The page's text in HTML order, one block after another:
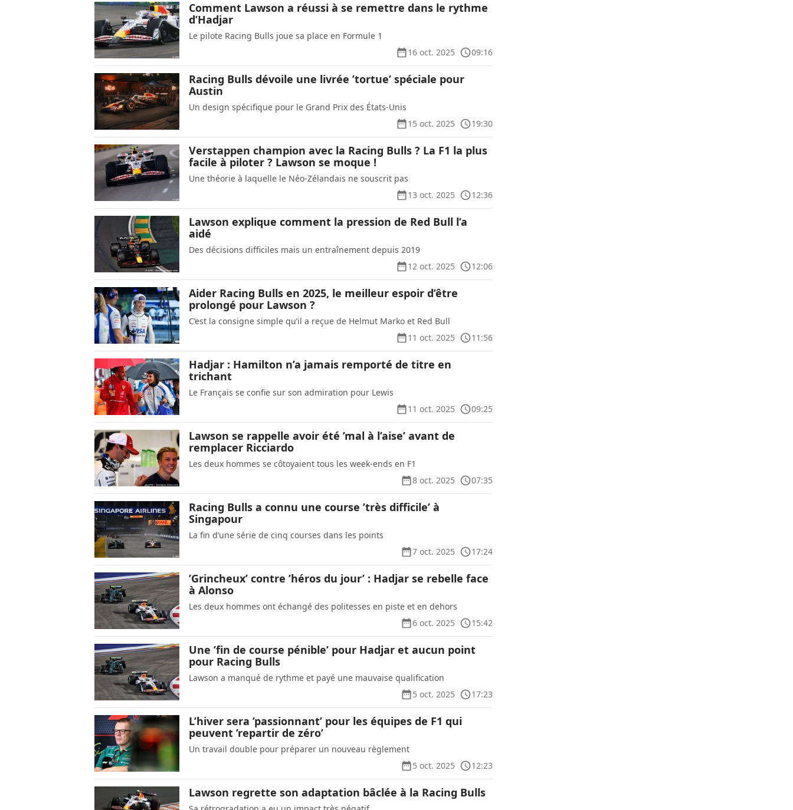
Comment Lawson a réussi à se remettre dans le rythme
d’Hadjar
Le pilote Racing Bulls joue sa place en Formule 1
16 oct. 2025
09:16
Racing Bulls dévoile une livrée ’tortue’ spéciale pour
Austin
Un design spécifique pour le Grand Prix des États-Unis
15 oct. 2025
19:30
Verstappen champion avec la Racing Bulls ? La F1 la plus
facile à piloter ? Lawson se moque !
Une théorie à laquelle le Néo-Zélandais ne souscrit pas
13 oct. 2025
12:36
Lawson explique comment la pression de Red Bull l’a
aidé
Des décisions difficiles mais un entraînement depuis 2019
12 oct. 2025
12:06
Aider Racing Bulls en 2025, le meilleur espoir d’être
prolongé pour Lawson ?
C’est la consigne simple qu’il a reçue de Helmut Marko et Red Bull
11 oct. 2025
11:56
Hadjar : Hamilton n’a jamais remporté de titre en
trichant
Le Français se confie sur son admiration pour Lewis
11 oct. 2025
09:25
Lawson se rappelle avoir été ’mal à l’aise’ avant de
remplacer Ricciardo
Les deux hommes se côtoyaient tous les week-ends en F1
8 oct. 2025
07:35
Racing Bulls a connu une course ’très difficile’ à
Singapour
La fin d’une série de cinq courses dans les points
7 oct. 2025
17:24
’Grincheux’ contre ’héros du jour’ : Hadjar se rebelle face
à Alonso
Les deux hommes ont échangé des politesses en piste et en dehors
6 oct. 2025
15:42
Une ’fin de course pénible’ pour Hadjar et aucun point
pour Racing Bulls
Lawson a manqué de rythme et payé une mauvaise qualification
5 oct. 2025
17:23
L’hiver sera ’passionnant’ pour les équipes de F1 qui
peuvent ’repartir de zéro’
Un travail double pour préparer un nouveau règlement
5 oct. 2025
12:23
Lawson regrette son adaptation bâclée à la Racing Bulls